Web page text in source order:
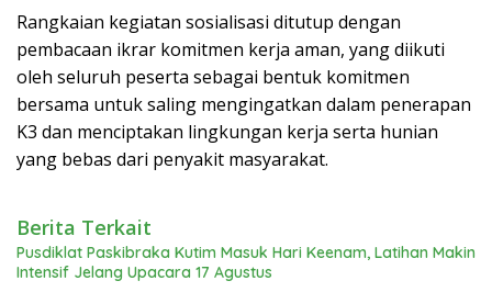
Rangkaian kegiatan sosialisasi ditutup dengan
pembacaan ikrar komitmen kerja aman, yang diikuti
oleh seluruh peserta sebagai bentuk komitmen
bersama untuk saling mengingatkan dalam penerapan
K3 dan menciptakan lingkungan kerja serta hunian
yang bebas dari penyakit masyarakat.
Berita Terkait
Pusdiklat Paskibraka Kutim Masuk Hari Keenam, Latihan Makin
Intensif Jelang Upacara 17 Agustus